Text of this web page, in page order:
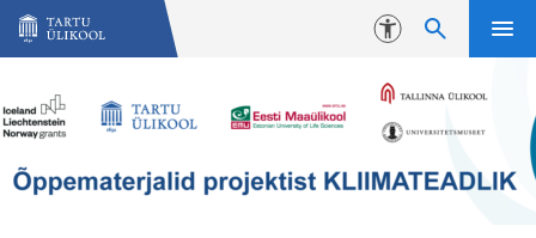
Liigu edasi põhisisu juurde
Juurdepääsetavus